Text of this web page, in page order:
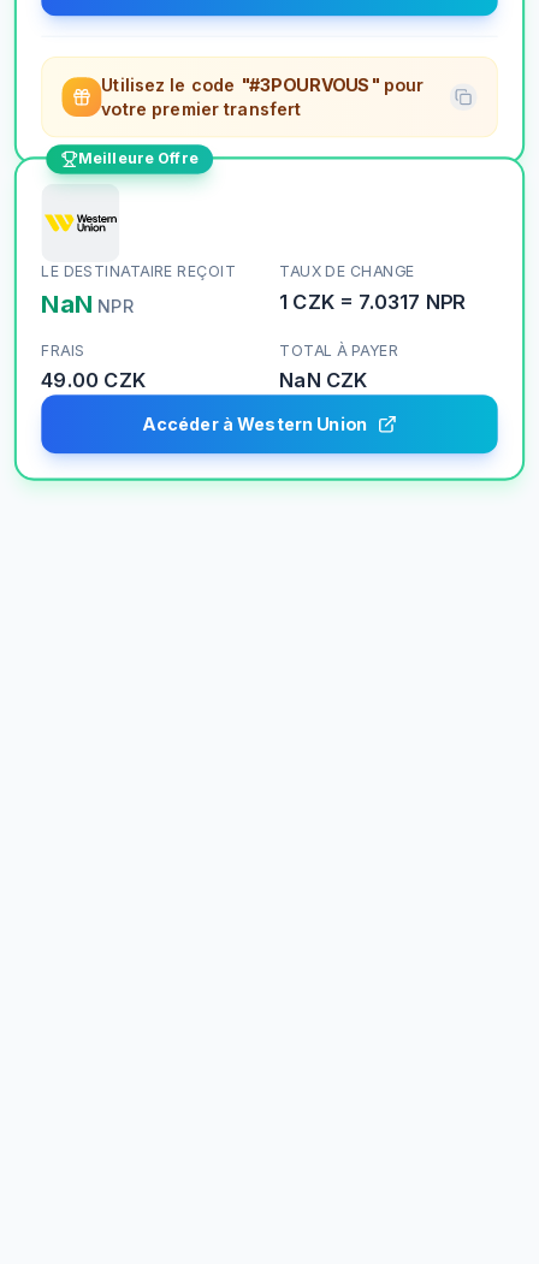
Utilisez le code "#3POURVOUS"pour
votre premier transfert
Meilleure Offre
LE DESTINATAIRE REÇOIT
NaN NPR
TAUX DE CHANGE
1 CZK = 7.0317 NPR
FRAIS
49.00 CZK
TOTAL À PAYER
NaN CZK
Accéder à Western Union